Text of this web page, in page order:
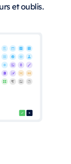
et oublis.